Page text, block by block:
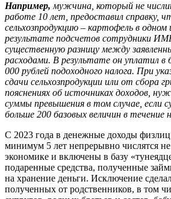
Например,мужчина, который не
работе 10 лет, предоставил справку,
сельхозпродукцию – картофель в одном
результате подсчетов сотрудники
существенную разницу между
расходами. В результате он уплатил
000 рублей подоходного налога. При
сдачи сельхозпродукции или от сбора
пояснениях об источниках доходов,
суммы превышения в том случае, если
больше 200 базовых величин в течение
С 2023 года в денежные доходы
минимум 5 лет непрерывно числятся
экономике и включены в базу
подаренные средства, полученные
на хранение деньги. Исключение
полученных от родственников, в том